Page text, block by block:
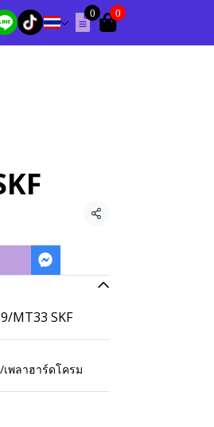
0 0
แชร์
MT33 SKF
พลาฮาร์ดโครม